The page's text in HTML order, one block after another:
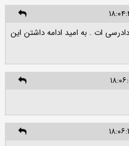
ات . به امید ادامه داشتن این